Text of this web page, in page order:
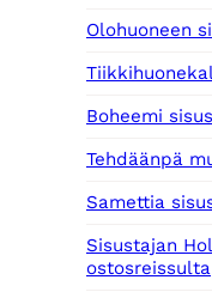
Olohuoneen
Boheemi
Tehdäänpä
Samettia
Sisustajan
ostosreissulta